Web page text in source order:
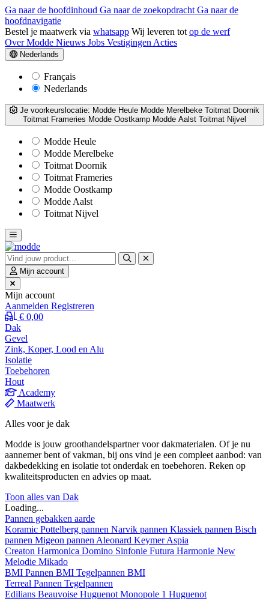
Ga naar de hoofdinhoud Ga naar de zoekopdracht Ga naar de
hoofdnavigatie
Bestel je maatwerk via whatsapp Wij leveren tot op de werf
Over Modde Nieuws Jobs Vestigingen Acties
Nederlands
Français
Nederlands
Je voorkeurslocatie: Modde Heule Modde Merelbeke Toitmat Doornik
Toitmat Frameries Modde Oostkamp Modde Aalst Toitmat Nijvel
Modde Heule
Modde Merelbeke
Toitmat Doornik
Toitmat Frameries
Modde Oostkamp
Modde Aalst
Toitmat Nijvel
Mijn account
Mijn account
Aanmelden Registreren
€ 0,00
Dak
Gevel
Zink, Koper, Lood en Alu
Isolatie
Toebehoren
Hout
Academy
Maatwerk
Alles voor je dak
Modde is jouw groothandelspartner voor dakmaterialen. Of je nu
aannemer bent of vakman, bij ons vind je een compleet aanbod: van
dakbedekking en isolatie tot onderdak en toebehoren. Reken op
kwaliteitsproducten en advies op maat.
Toon alles van Dak
Loading...
Pannen gebakken aarde
Koramic Pottelberg pannen Narvik pannen Klassiek pannen Bisch
pannen Migeon pannen Aleonard KeymerAspia
Creaton Harmonica Domino Sinfonie Futura Harmonie New
Melodie Mikado
BMI Pannen BMI Tegelpannen BMI
Terreal Pannen Tegelpannen
Edilians Beauvoise Huguenot Monopole 1 Huguenot